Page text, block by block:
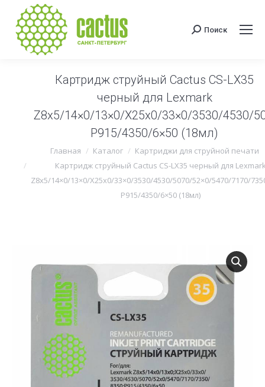
Поиск:
Поиск
Картридж струйный Cactus CS-LX35
черный для Lexmark
Z8x5/14×0/13×0/X25x0/33×0/3530/4530/
P915/4350/6×50 (18мл)
Вы здесь:Главная Каталог
Картриджи для струйной печати
Картридж струйный Cactus CS-LX35 черный для
Z8x5/14×0/13×0/X25x0/33×0/3530/4530/5070/52×0/5470/7170/
P915/4350/6×50 (18мл)